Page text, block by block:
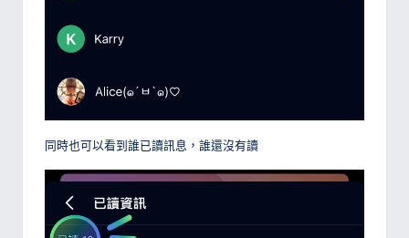
同時也可以看到誰已讀訊息，誰還沒有讀